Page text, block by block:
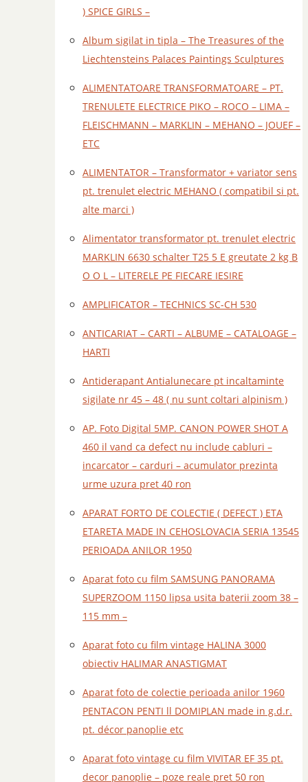
) SPICE GIRLS –
Album sigilat in tipla – The Treasures of the
Liechtensteins Palaces Paintings Sculptures
ALIMENTATOARE TRANSFORMATOARE – PT.
TRENULETE ELECTRICE PIKO – ROCO – LIMA –
FLEISCHMANN – MARKLIN – MEHANO – JOUEF –
ETC
ALIMENTATOR – Transformator + variator sens
pt. trenulet electric MEHANO ( compatibil si pt.
alte marci )
Alimentator transformator pt. trenulet electric
MARKLIN 6630 schalter T25 5 E greutate 2 kg B
O O L – LITERELE PE FIECARE IESIRE
AMPLIFICATOR – TECHNICS SC-CH 530
ANTICARIAT – CARTI – ALBUME – CATALOAGE –
HARTI
Antiderapant Antialunecare pt incaltaminte
sigilate nr 45 – 48 ( nu sunt coltari alpinism )
AP. Foto Digital 5MP. CANON POWER SHOT A
460 il vand ca defect nu include cabluri –
incarcator – carduri – acumulator prezinta
urme uzura pret 40 ron
APARAT FORTO DE COLECTIE ( DEFECT ) ETA
ETARETA MADE IN CEHOSLOVACIA SERIA 13545
PERIOADA ANILOR 1950
Aparat foto cu film SAMSUNG PANORAMA
SUPERZOOM 1150 lipsa usita baterii zoom 38 –
115 mm –
Aparat foto cu film vintage HALINA 3000
obiectiv HALIMAR ANASTIGMAT
Aparat foto de colectie perioada anilor 1960
PENTACON PENTI ll DOMIPLAN made in g.d.r.
pt. décor panoplie etc
Aparat foto vintage cu film VIVITAR EF 35 pt.
decor panoplie – poze reale pret 50 ron